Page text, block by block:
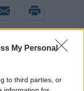
My Personal
to third parties, or